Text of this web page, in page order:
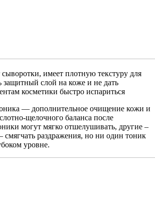
имеет плотную текстуру для
защитный слой на коже и не дать
косметики быстро испариться
— дополнительное очищение кожи и
щелочного баланса после
могут мягко отшелушивать, другие –
смягчать раздражения, но ни один тоник
уровне.